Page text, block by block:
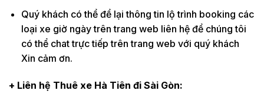
Quý khách có thể để lại thông tin lộ trình booking các
loại xe giờ ngày trên trang web liên hệ để chúng tôi
có thể chat trực tiếp trên trang web với quý khách
Xin cảm ơn.
+ Liên hệ Thuê xe Hà Tiên đi Sài Gòn: